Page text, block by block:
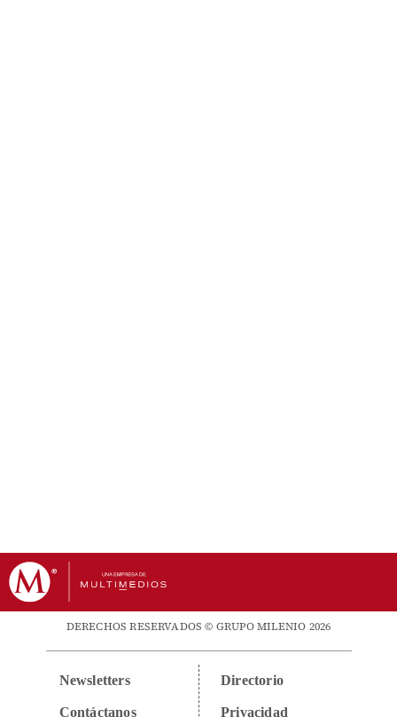
DERECHOS RESERVADOS © GRUPO MILENIO 2026
Newsletters
Contáctanos
Directorio
Privacidad